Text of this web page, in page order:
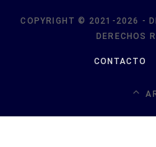
COPYRIGHT © 2021-2026 -
DERECHOS
CONTACTO